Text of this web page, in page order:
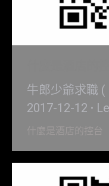
牛郎少爺求職 (
2017-12-12
什麼是酒店的控台